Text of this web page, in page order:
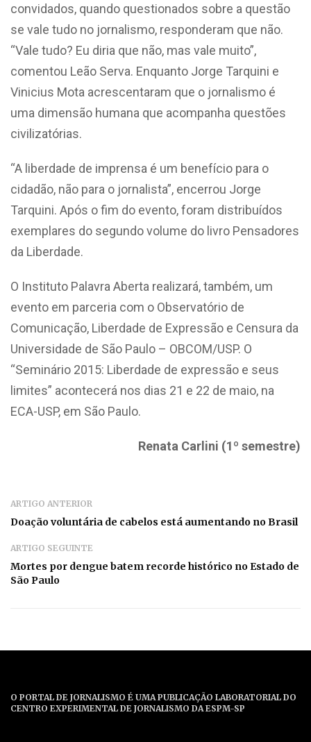
convidados, quando questionados sobre a questão
se vale tudo no jornalismo, responderam que não.
“Vale tudo? Eu diria que não, mas vale muito”,
comentou Leão Serva. Enquanto Jorge Tarquini e
Vinicius Mota acrescentaram que o jornalismo é
uma dimensão humana que acompanha questões
civilizatórias.
“A liberdade de imprensa é um benefício para o
cidadão, não para o jornalista”, encerrou Jorge
Tarquini. Após o fim do evento, foram distribuídos
exemplares do segundo volume do livro Pensadores
da Liberdade.
O Instituto Palavra Aberta realizará, também, um
evento em parceria com o Observatório de
Comunicação, Liberdade de Expressão e Censura da
Universidade de São Paulo – OBCOM/USP. O
“Seminário 2015: Liberdade de expressão e seus
limites” acontecerá nos dias 21 e 22 de maio, na
ECA-USP, em São Paulo.
Renata Carlini (1º semestre)
ARTIGO ANTERIOR
Doação voluntária de cabelos está aumentando no Brasil
ARTIGO SEGUINTE
Mortes por dengue batem recorde histórico no Estado de
São Paulo
O PORTAL DE JORNALISMO É UMA PUBLICAÇÃO LABORATORIAL DO
CENTRO EXPERIMENTAL DE JORNALISMO DA ESPM-SP